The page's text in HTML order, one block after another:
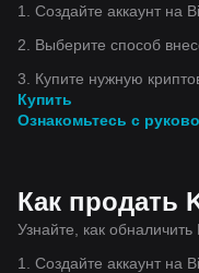
1. Создайте аккаунт на
2. Выберите способ
3. Купите нужную
Купить
Ознакомьтесь с
Как продать
Узнайте, как
1. Создайте аккаунт на